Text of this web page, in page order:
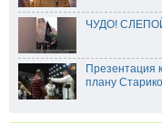
ЧУДО!
Презентация
плану